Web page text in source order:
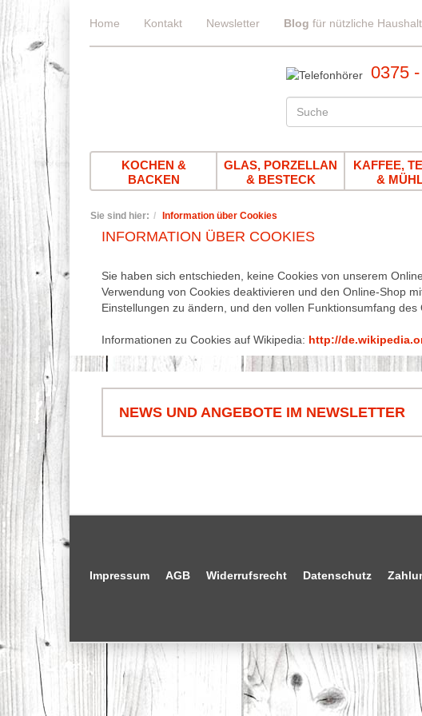
Home Kontakt Newsletter Blog für nützliche
0375
KOCHEN &
BACKEN
GLAS, PORZELLAN
& BESTECK
KAFFEE,
&
Sie sind hier: Information über Cookies
INFORMATION ÜBER COOKIES
Sie haben sich entschieden, keine Cookies von unserem
Verwendung von Cookies deaktivieren und den Online-Shop
Einstellungen zu ändern, und den vollen Funktionsumfang des
Informationen zu Cookies auf Wikipedia: http://
NEWS UND ANGEBOTE IM NEWSLETTER
Impressum AGB Widerrufsrecht Datenschutz